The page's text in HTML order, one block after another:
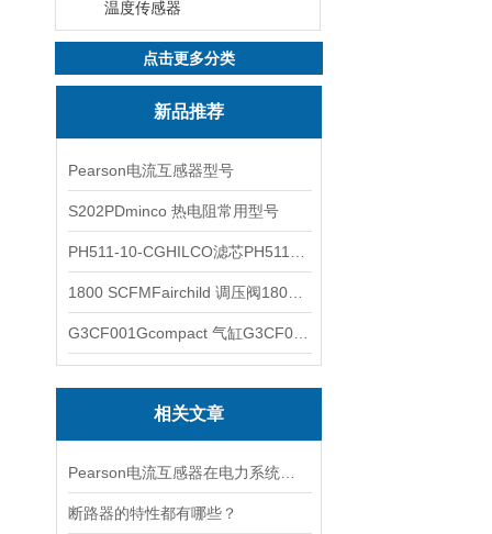
温度传感器
点击更多分类
新品推荐
Pearson电流互感器型号
S202PDminco 热电阻常用型号
相关文章
断路器的特性都有哪些？